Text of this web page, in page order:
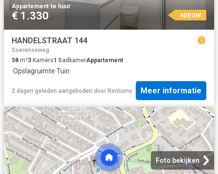
Appartement·te huur
€ 1.330 NIEUW
HANDELSTRAAT 144
Soerenseweg
58 m²3 Kamers1 BadkamerAppartement
·Opslagruimte·Tuin
2 dagen geleden aangeboden door Rentumo Meer informatie
Foto bekijken